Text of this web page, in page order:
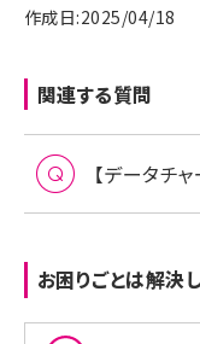
作成日:2025/04/18
関連する質問
【データチ
お困りごとは解決